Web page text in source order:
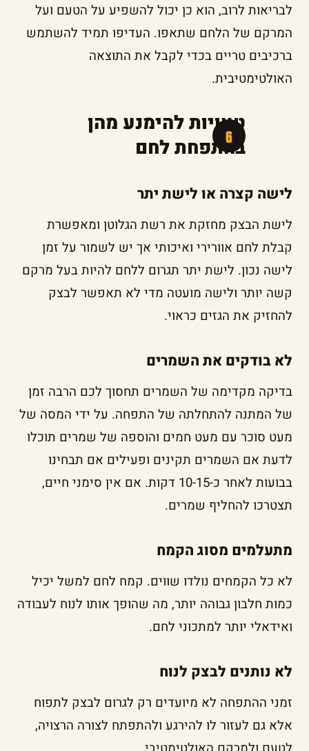
לבריאות לרוב, הוא כן יכול להשפיע על הטעם ועל
המרקם של הלחם שתאפו. העדיפו תמיד להשתמש
ברכיבים טריים בכדי לקבל את התוצאה
האולטימטיבית.
טעויות להימנע מהן
בהתפחת לחם
לישה קצרה או לישת יתר
לישת הבצק מחזקת את רשת הגלוטן ומאפשרת
קבלת לחם אוורירי ואיכותי אך יש לשמור על זמן
לישה נכון. לישת יתר תגרום ללחם להיות בעל מרקם
קשה יותר ולישה מועטה מדי לא תאפשר לבצק
להחזיק את הגזים כראוי.
לא בודקים את השמרים
בדיקה מקדימה של השמרים תחסוך לכם הרבה זמן
של המתנה להתחלתה של התפחה. על ידי המסה של
מעט סוכר עם מעט חמים והוספה של שמרים תוכלו
לדעת אם השמרים תקינים ופעילים אם תבחינו
בבועות לאחר כ-10-15 דקות. אם אין סימני חיים,
תצטרכו להחליף שמרים.
מתעלמים מסוג הקמח
לא כל הקמחים נולדו שווים. קמח לחם למשל יכיל
כמות חלבון גבוהה יותר, מה שהופך אותו לנוח לעבודה
ואידאלי יותר למתכוני לחם.
לא נותנים לבצק לנוח
זמני ההתפחה לא מיועדים רק לגרום לבצק לתפוח
אלא גם לעזור לו להירגע ולהתפתח לצורה הרצויה,